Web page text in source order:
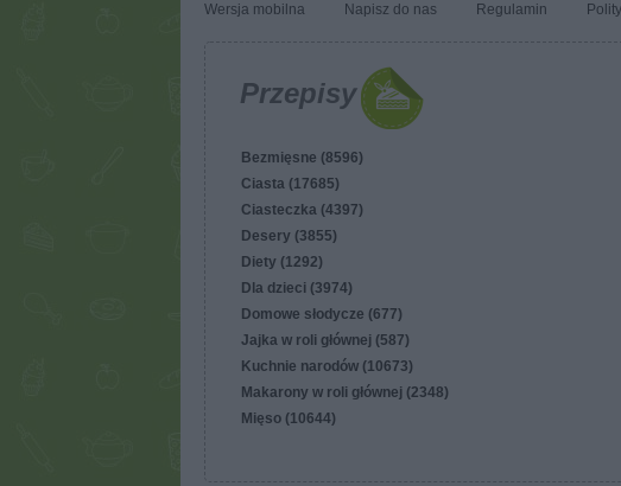
Wersja mobilna Napisz do nas Regulamin
Przepisy
Bezmięsne (8596)
Ciasta (17685)
Ciasteczka (4397)
Desery (3855)
Diety (1292)
Dla dzieci (3974)
Domowe słodycze (677)
Jajka w roli głównej (587)
Kuchnie narodów (10673)
Makarony w roli głównej (2348)
Mięso (10644)